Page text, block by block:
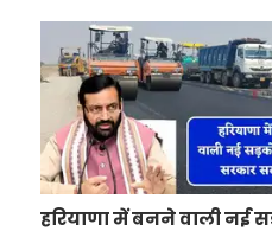
हरियाणा में बनने वाली नई